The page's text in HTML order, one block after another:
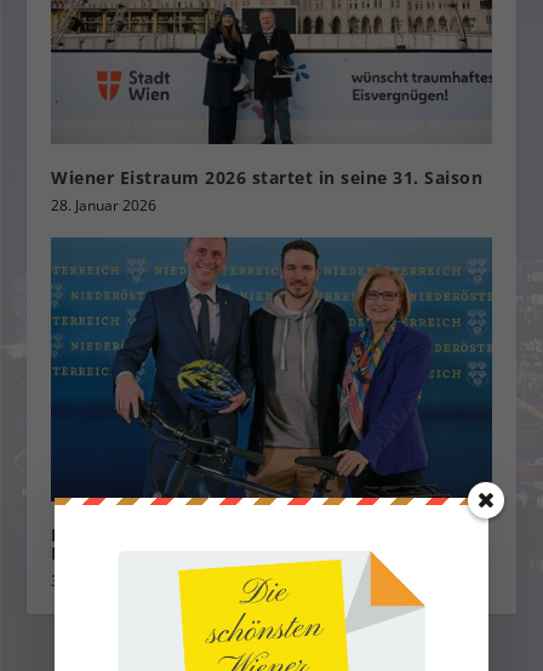
Wiener Eistraum 2026 startet in seine 31. Saison
28. Januar 2026
Niederösterreich – die Raddestination im Herzen
Europas.
30. Januar 2023